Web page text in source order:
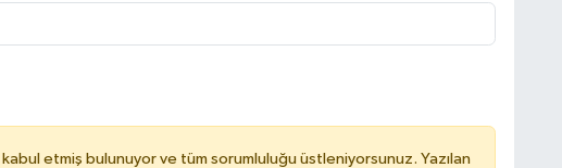
kabul etmiş bulunuyor ve tüm sorumluluğu üstleniyorsunuz. Yazılan